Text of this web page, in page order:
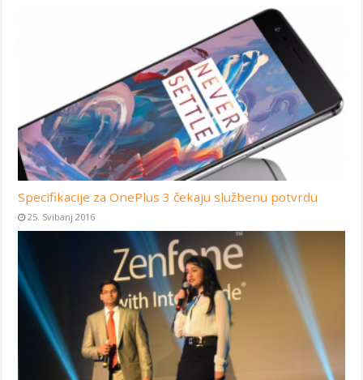
Specifikacije za OnePlus 3 čekaju službenu potvrdu
25. Svibanj 2016